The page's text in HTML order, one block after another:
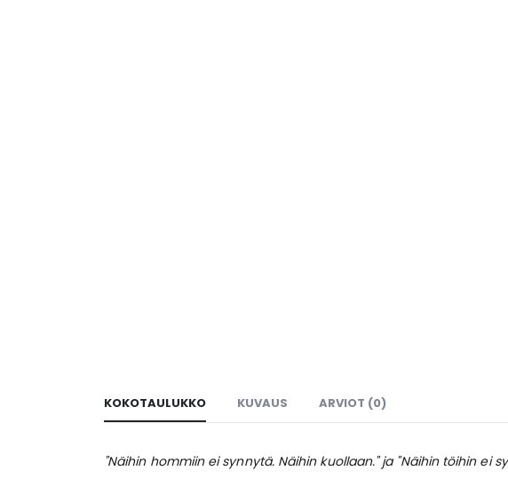
KOKOTAULUKKO KUVAUS ARVIOT (0)
"Näihin hommiin ei synnytä. Näihin kuollaan." ja "Näihin töihin ei